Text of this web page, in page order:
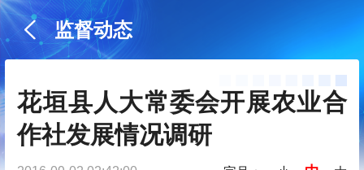
监督动态
花垣县人大常委会开展农业合
作社发展情况调研